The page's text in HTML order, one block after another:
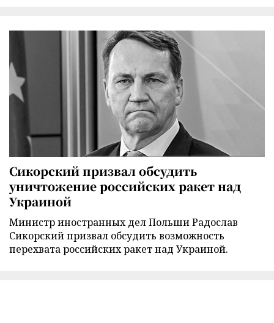
Сикорский призвал обсудить
уничтожение российских ракет над
Украиной
Министр иностранных дел Польши Радослав
Сикорский призвал обсудить возможность
перехвата российских ракет над Украиной.